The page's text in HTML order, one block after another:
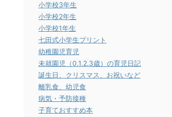
小学校3年生
小学校2年生
小学校1年生
七田式小学生プリント
幼稚園児育児
未就園児（0.1.2.3歳）の育児日記
誕生日、クリスマス、お祝いなど
離乳食、幼児食
病気・予防接種
子育ておすすめ本